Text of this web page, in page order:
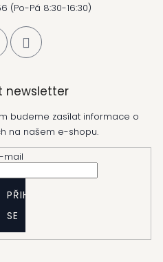
(Po-Pá 8:30-16:30)
newsletter
budeme zasílat informace o
na našem e-shopu.
mail
PŘIHLÁSIT
SE